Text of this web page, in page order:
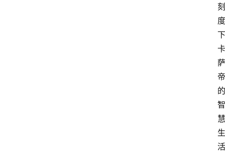
刻
度
下
卡
萨
帝
的
智
慧
生
活